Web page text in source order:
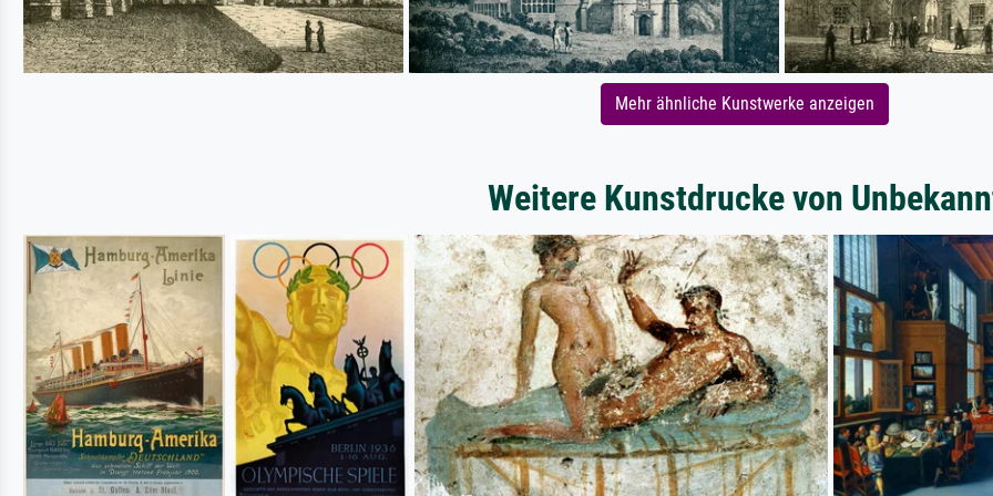
Mehr ähnliche Kunstwerke anzeigen
Weitere Kunstdrucke von